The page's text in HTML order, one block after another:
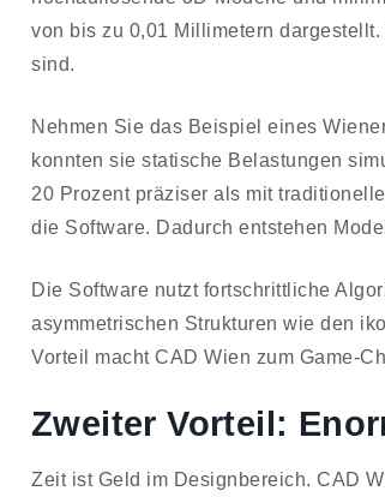
von bis zu 0,01 Millimetern
sind.
Nehmen Sie das Beispiel eines
konnten sie statische Belastungen
20 Prozent präziser als mit
die Software. Dadurch entstehen
Die Software nutzt fortschrittliche
asymmetrischen Strukturen wie den
Vorteil macht CAD Wien zum Game-
Zweiter Vorteil:
Zeit ist Geld im Designbereich. CAD